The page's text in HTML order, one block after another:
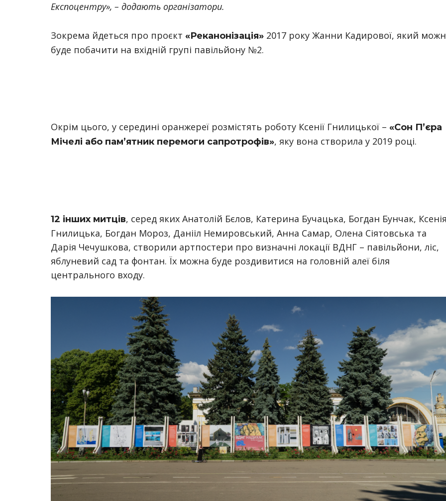
Експоцентру», – додають організатори.
Зокрема йдеться про проєкт «Реканонізація» 2017 року Жанни Кадирової, який
буде побачити на вхідній групі павільйону №2.
Окрім цього, у середині оранжереї розмістять роботу Ксенії Гнилицької – «Сон П’єра
Мічелі або пам’ятник перемоги сапротрофів», яку вона створила у 2019 році.
12 інших митців, серед яких Анатолій Бєлов, Катерина Бучацька, Богдан Бунчак, Ксенія
Гнилицька, Богдан Мороз, Данііл Немировський, Анна Самар, Олена Сіятовська та
Дарія Чечушкова, створили артпостери про визначні локації ВДНГ – павільйони, ліс,
яблуневий сад та фонтан. Їх можна буде роздивитися на головній алеї біля
центрального входу.